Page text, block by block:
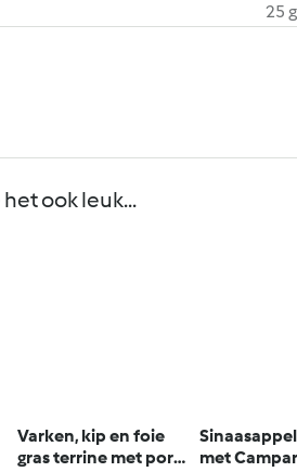
25 g
ook leuk...
Varken, kip en foie
gras terrine met porto
met